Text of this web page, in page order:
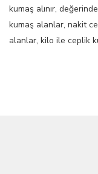
kumaş alınır,
kumaş alanlar, nakit
alanlar, kilo ile ceplik